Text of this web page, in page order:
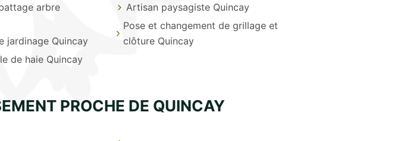
arbre
jardinage Quincay
de haie Quincay
Artisan paysagiste Quincay
Pose et changement de grillage et
clôture Quincay
PROCHE DE QUINCAY